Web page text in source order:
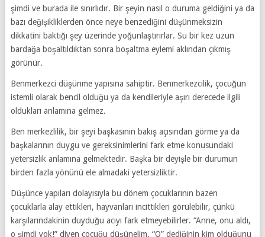
şimdi ve burada ile sınırlıdır. Bir şeyin nasıl o duruma geldiğini ya da
bazı değişikliklerden önce neye benzediğini düşünmeksizin
dikkatini baktığı şey üzerinde yoğunlaştırırlar. Su bir kez uzun
bardağa boşaltıldıktan sonra boşaltma eylemi aklından çıkmış
görünür.
Benmerkezci düşünme yapısına sahiptir. Benmerkezcilik, çocuğun
istemli olarak bencil olduğu ya da kendileriyle aşırı derecede ilgili
oldukları anlamına gelmez.
Ben merkezlilik, bir şeyi başkasının bakış açısından görme ya da
başkalarının duygu ve gereksinimlerini fark etme konusundaki
yetersizlik anlamına gelmektedir. Başka bir deyişle bir durumun
birden fazla yönünü ele almadaki yetersizliktir.
Düşünce yapıları dolayısıyla bu dönem çocuklarının bazen
çocuklarla alay ettikleri, hayvanları incittikleri görülebilir, çünkü
karşılarındakinin duyduğu acıyı fark etmeyebilirler. “Anne, onu aldı,
o şimdi yok!” diyen çocuğu düşünelim. “O” dediğinin kim olduğunu